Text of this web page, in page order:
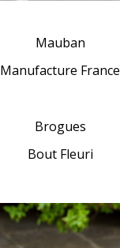
Mauban
Manufacture France
Brogues
Bout Fleuri